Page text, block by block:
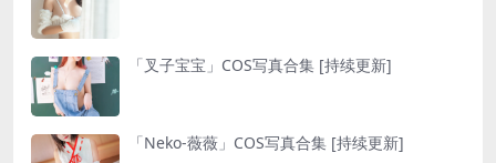
「叉子宝宝」COS写真合集 [持续更新]
「Neko-薇薇」COS写真合集 [持续更新]